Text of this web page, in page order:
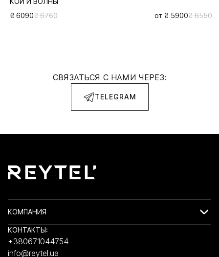
₴ 6090₴ 6760 от ₴ 5900₴ 6550
СВЯЗАТЬСЯ С НАМИ ЧЕРЕЗ:
TELEGRAM
КОМПАНИЯ
КОНТАКТЫ:
+380671044754
info@reytel.ua